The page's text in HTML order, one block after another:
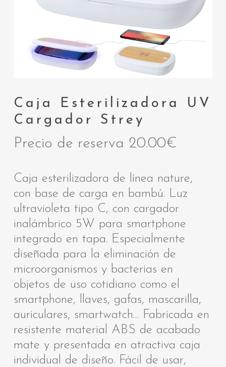
Caja Esterilizadora UV
Cargador Strey
Precio de reserva 20.00€
Caja esterilizadora de línea nature,
con base de carga en bambú. Luz
ultravioleta tipo C, con cargador
inalámbrico 5W para smartphone
integrado en tapa. Especialmente
diseñada para la eliminación de
microorganismos y bacterias en
objetos de uso cotidiano como el
smartphone, llaves, gafas, mascarilla,
auriculares, smartwatch… Fabricada en
resistente material ABS de acabado
mate y presentada en atractiva caja
individual de diseño. Fácil de usar,